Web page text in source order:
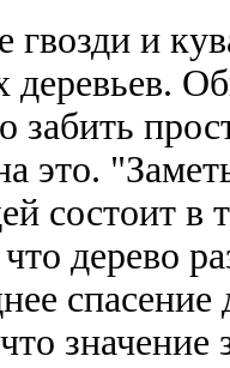
гвозди и
деревьев.
забить
это.
состоит
дерево
спасение
значение